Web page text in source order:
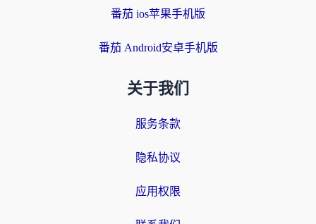
番茄 ios苹果手机版
番茄 Android安卓手机版
关于我们
服务条款
隐私协议
应用权限